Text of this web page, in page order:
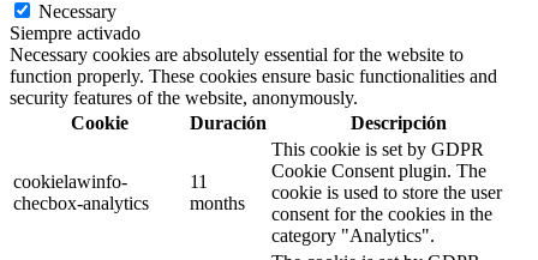
Necessary
Siempre activado
Necessary cookies are absolutely essential for the website to
function properly. These cookies ensure basic functionalities and
security features of the website, anonymously.
Cookie
Duración Descripción
cookielawinfo-
checbox-analytics
11
months
This cookie is set by GDPR
Cookie Consent plugin. The
cookie is used to store the user
consent for the cookies in the
category "Analytics".